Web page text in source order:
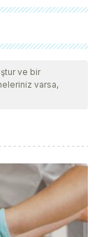
ekibimiz
bibliyografisi
diseases:
activity
9.
of anti-
activities of
ve bir
varsa,